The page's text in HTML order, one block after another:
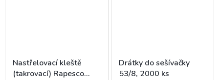
Nastřelovací kleště
(takrovací) Rapesco
Drátky do sešívačky
53/8, 2000 ks